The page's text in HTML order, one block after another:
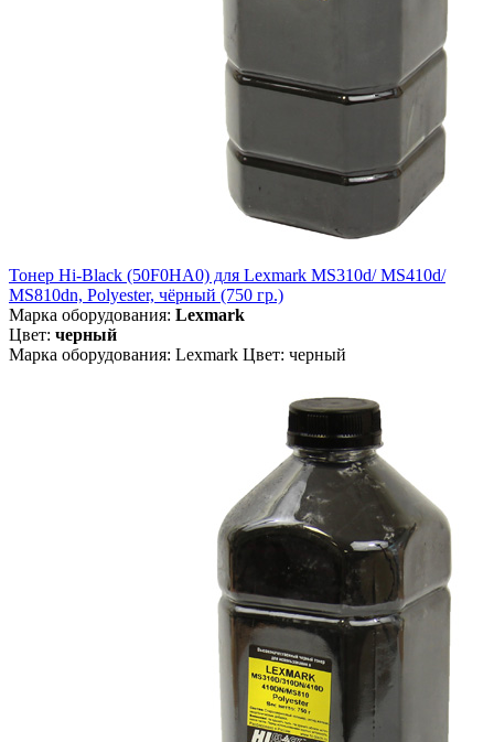
Тонер Hi-Black (50F0HA0) для Lexmark MS310d/ MS410d/
MS810dn, Polyester, чёрный (750 гр.)
Марка оборудования: Lexmark
Цвет: черный
Марка оборудования: Lexmark Цвет: черный